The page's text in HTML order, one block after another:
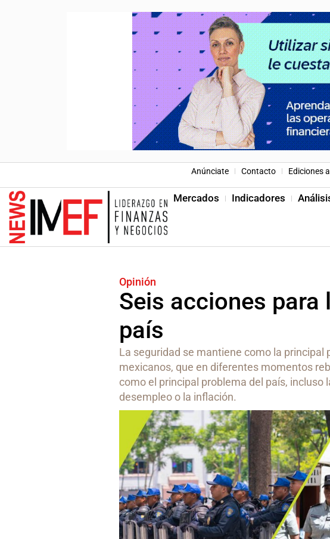
Anúnciate Contacto Ediciones
Mercados Indicadores
Opinión
Seis acciones para
país
La seguridad se mantiene como la principal
mexicanos, que en diferentes momentos
como el principal problema del país, incluso
desempleo o la inflación.